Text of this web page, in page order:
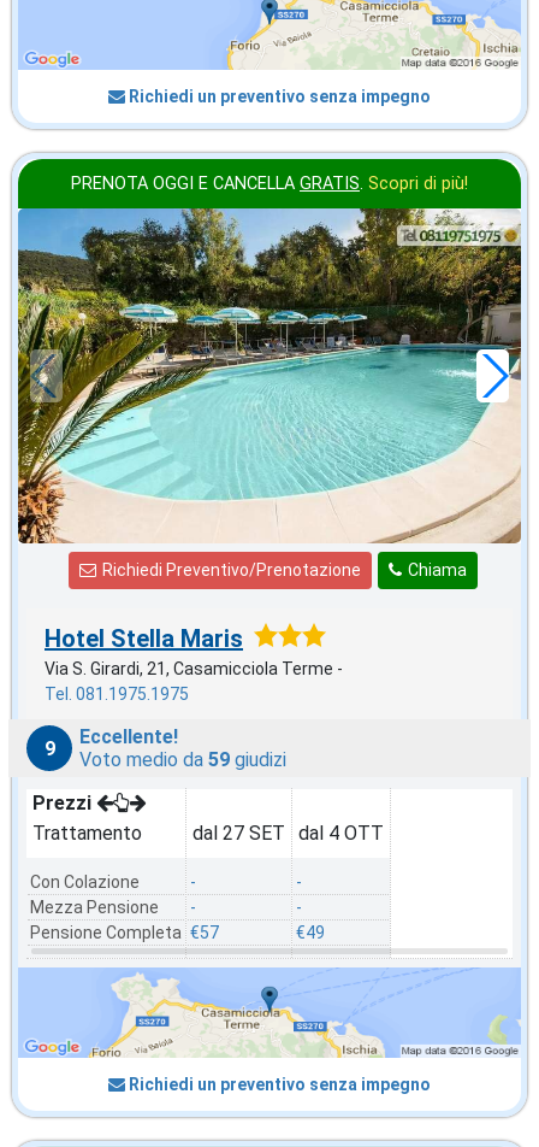
Richiedi un preventivo senza impegno
PRENOTA OGGI E CANCELLA GRATIS. Scopri di più!
ottobre
in offerta da
€49,86
a notte
Chiama
Richiedi Preventivo/Prenotazione
Hotel Stella Maris
Via S. Girardi, 21, Casamicciola Terme -
Tel. 081.1975.1975
9
Eccellente!
Voto medio da 59 giudizi
Prezzi
Trattamento
Con Colazione
Mezza Pensione
Pensione Completa
dal 27 SET
-
-
€57
dal 4 OTT
-
-
€49
Richiedi un preventivo senza impegno